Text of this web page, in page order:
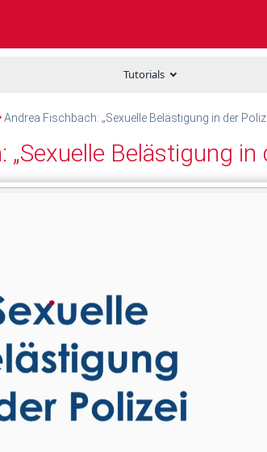
Tutorials
Andrea Fischbach: „Sexuelle Belästigung in der